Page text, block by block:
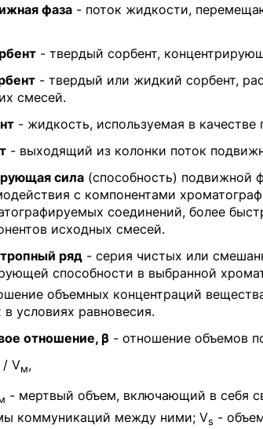
фаза - поток жидкости,
- твердый сорбент,
- твердый или жидкий сорбент,
смесей.
- жидкость, используемая в
- выходящий из колонки поток
сила (способность) подвижной
с компонентами
соединений, более
исходных смесей.
ряд - серия чистых или
способности в выбранной
объемных концентраций
в условиях равновесия.
отношение, β - отношение объемов
/ Vм,
- мертвый объем, включающий в себя
коммуникаций между ними; Vs -